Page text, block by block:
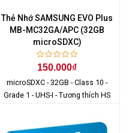
Thẻ Nhớ SAMSUNG EVO Plus
MB-MC32GA/APC (32GB
microSDXC)
150.000₫
microSDXC - 32GB - Class 10 -
Grade 1 - UHS-I - Tương thích HS